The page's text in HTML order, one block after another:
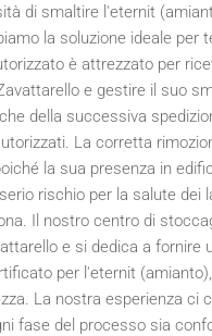
di smaltire l'eternit
la soluzione ideale per
è attrezzato per
e gestire il suo
della successiva
La corretta
la sua presenza in
rischio per la salute dei
Il nostro centro di
e si dedica a fornire
per l'eternit
La nostra esperienza ci
fase del processo sia